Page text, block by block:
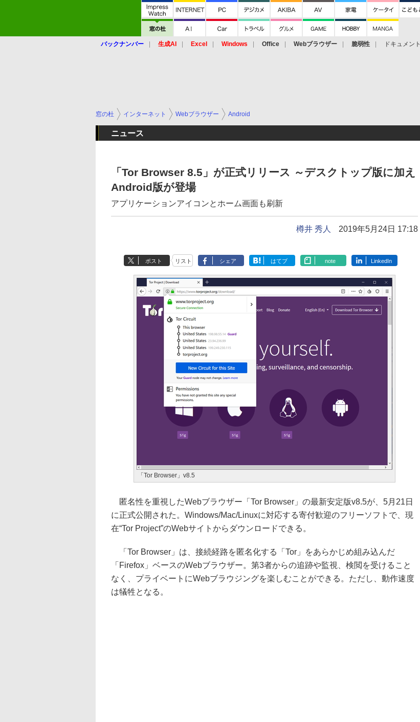
バックナンバー 生成AI Excel Windows Office Webブラウザー 脆弱性 ドキュメント
窓の杜 インターネット Webブラウザー Android
ニュース
「Tor Browser 8.5」が正式リリース ～デスクトップ版に加え
Android版が登場
アプリケーションアイコンとホーム画面も刷新
樽井 秀人 2019年5月24日 17:18
ポスト リスト シェア はてブ note LinkedIn
「Tor Browser」v8.5
匿名性を重視したWebブラウザー「Tor Browser」の最新安定版v8.5が、5月21日
に正式公開された。Windows/Mac/Linuxに対応する寄付歓迎のフリーソフトで、現
在“Tor Project”のWebサイトからダウンロードできる。
「Tor Browser」は、接続経路を匿名化する「Tor」をあらかじめ組み込んだ
「Firefox」ベースのWebブラウザー。第3者からの追跡や監視、検閲を受けること
なく、プライベートにWebブラウジングを楽しむことができる。ただし、動作速度
は犠牲となる。